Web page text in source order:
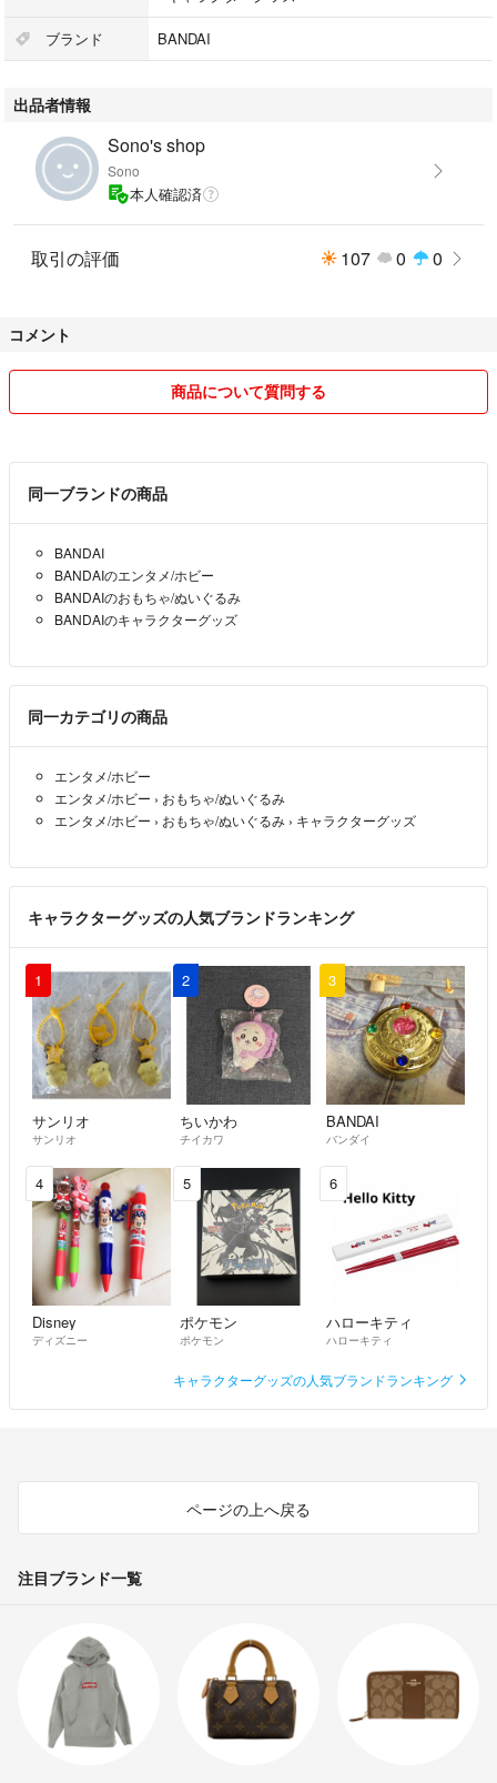
ブランド BANDAI
出品者情報
Sono's shop
Sono
本人確認済
取引の評価 107 0 0
コメント
商品について質問する
同一ブランドの商品
BANDAI
BANDAIのエンタメ/ホビー
BANDAIのおもちゃ/ぬいぐるみ
BANDAIのキャラクターグッズ
同一カテゴリの商品
エンタメ/ホビー
エンタメ/ホビー › おもちゃ/ぬいぐるみ
エンタメ/ホビー › おもちゃ/ぬいぐるみ › キャラクターグッズ
キャラクターグッズの人気ブランドランキング
1
サンリオ
サンリオ
2
ちいかわ
チイカワ
3
BANDAI
バンダイ
4
Disney
ディズニー
5
ポケモン
ポケモン
6
ハローキティ
ハローキティ
キャラクターグッズの人気ブランドランキング
ページの上へ戻る
注目ブランド一覧